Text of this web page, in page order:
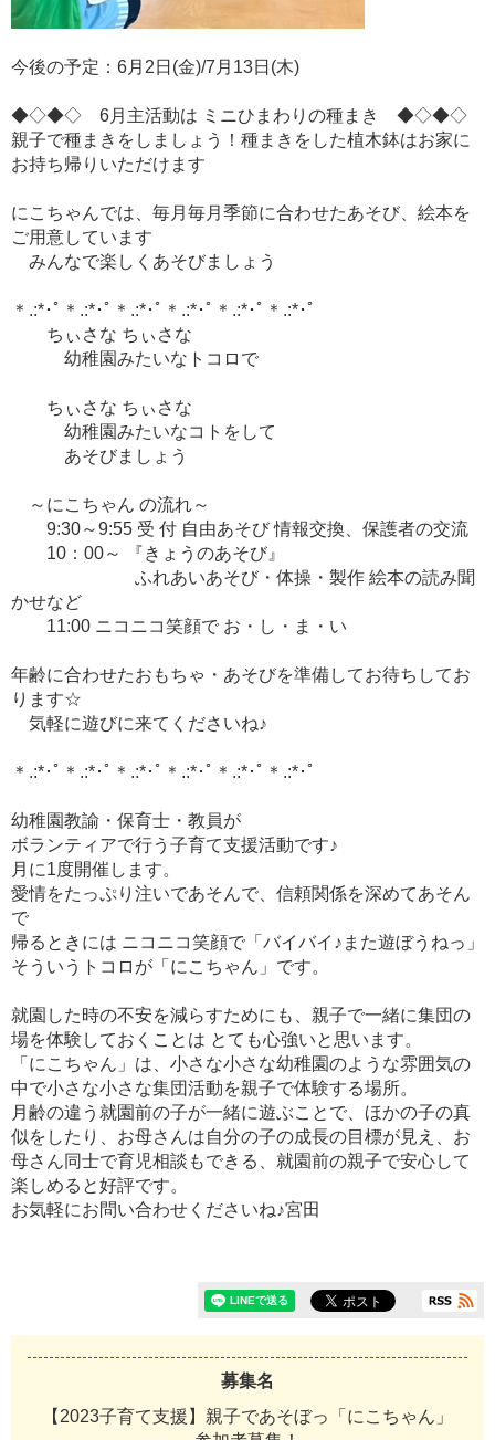
今後の予定：6月2日(金)/7月13日(木)
◆◇◆◇ 6月主活動は ミニひまわりの種まき ◆◇◆◇
親子で種まきをしましょう！種まきをした植木鉢はお家に
お持ち帰りいただけます
にこちゃんでは、毎月毎月季節に合わせたあそび、絵本を
ご用意しています
みんなで楽しくあそびましょう
＊.:*･ﾟ＊.:*･ﾟ＊.:*･ﾟ＊.:*･ﾟ＊.:*･ﾟ＊.:*･ﾟ
ちぃさな ちぃさな
幼稚園みたいなトコロで
ちぃさな ちぃさな
幼稚園みたいなコトをして
あそびましょう
～にこちゃん の流れ～
9:30～9:55 受 付 自由あそび 情報交換、保護者の交流
10：00～ 『きょうのあそび』
ふれあいあそび・体操・製作 絵本の読み聞
かせなど
11:00 ニコニコ笑顔で お・し・ま・い
年齢に合わせたおもちゃ・あそびを準備してお待ちしてお
ります☆
気軽に遊びに来てくださいね♪
＊.:*･ﾟ＊.:*･ﾟ＊.:*･ﾟ＊.:*･ﾟ＊.:*･ﾟ＊.:*･ﾟ
幼稚園教諭・保育士・教員が
ボランティアで行う子育て支援活動です♪
月に1度開催します。
愛情をたっぷり注いであそんで、信頼関係を深めてあそん
で
帰るときには ニコニコ笑顔で「バイバイ♪また遊ぼうねっ」
そういうトコロが「にこちゃん」です。
就園した時の不安を減らすためにも、親子で一緒に集団の
場を体験しておくことは とても心強いと思います。
「にこちゃん」は、小さな小さな幼稚園のような雰囲気の
中で小さな小さな集団活動を親子で体験する場所。
月齢の違う就園前の子が一緒に遊ぶことで、ほかの子の真
似をしたり、お母さんは自分の子の成長の目標が見え、お
母さん同士で育児相談もできる、就園前の親子で安心して
楽しめると好評です。
お気軽にお問い合わせくださいね♪宮田
募集名
【2023子育て支援】親子であそぼっ「にこちゃん」